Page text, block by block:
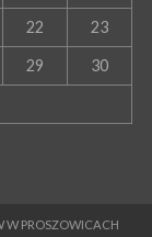
22 23
29 30
W PROSZOWICACH